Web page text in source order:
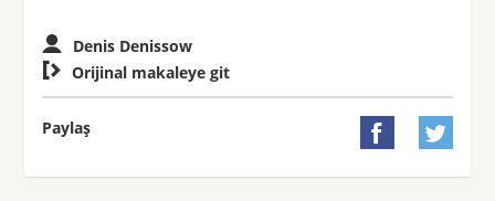
Denis Denissow
 Orijinal makaleye git
Paylaş  